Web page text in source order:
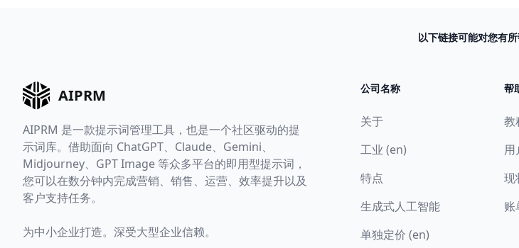
以下链接可能对您有
AIPRM
AIPRM 是一款提示词管理工具，也是一个社区驱动的提
示词库。借助面向 ChatGPT、Claude、Gemini、
Midjourney、GPT Image 等众多平台的即用型提示词，
您可以在数分钟内完成营销、销售、运营、效率提升以及
客户支持任务。
为中小企业打造。深受大型企业信赖。
公司名称
关于
工业 (en)
特点
生成式人工智能
单独定价 (en)
帮
教
用
现
账